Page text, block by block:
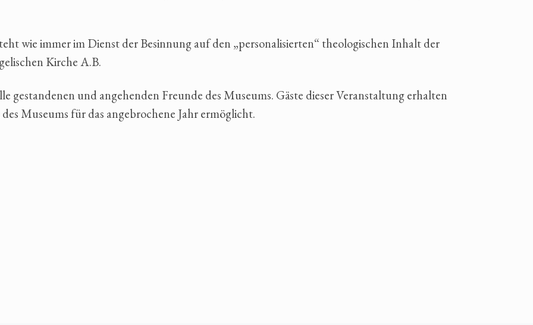
wie immer im Dienst der Besinnung auf den „personalisierten“ theologischen Inhalt der
Kirche A.B.
gestandenen und angehenden Freunde des Museums. Gäste dieser Veranstaltung erhalten
Museums für das angebrochene Jahr ermöglicht.